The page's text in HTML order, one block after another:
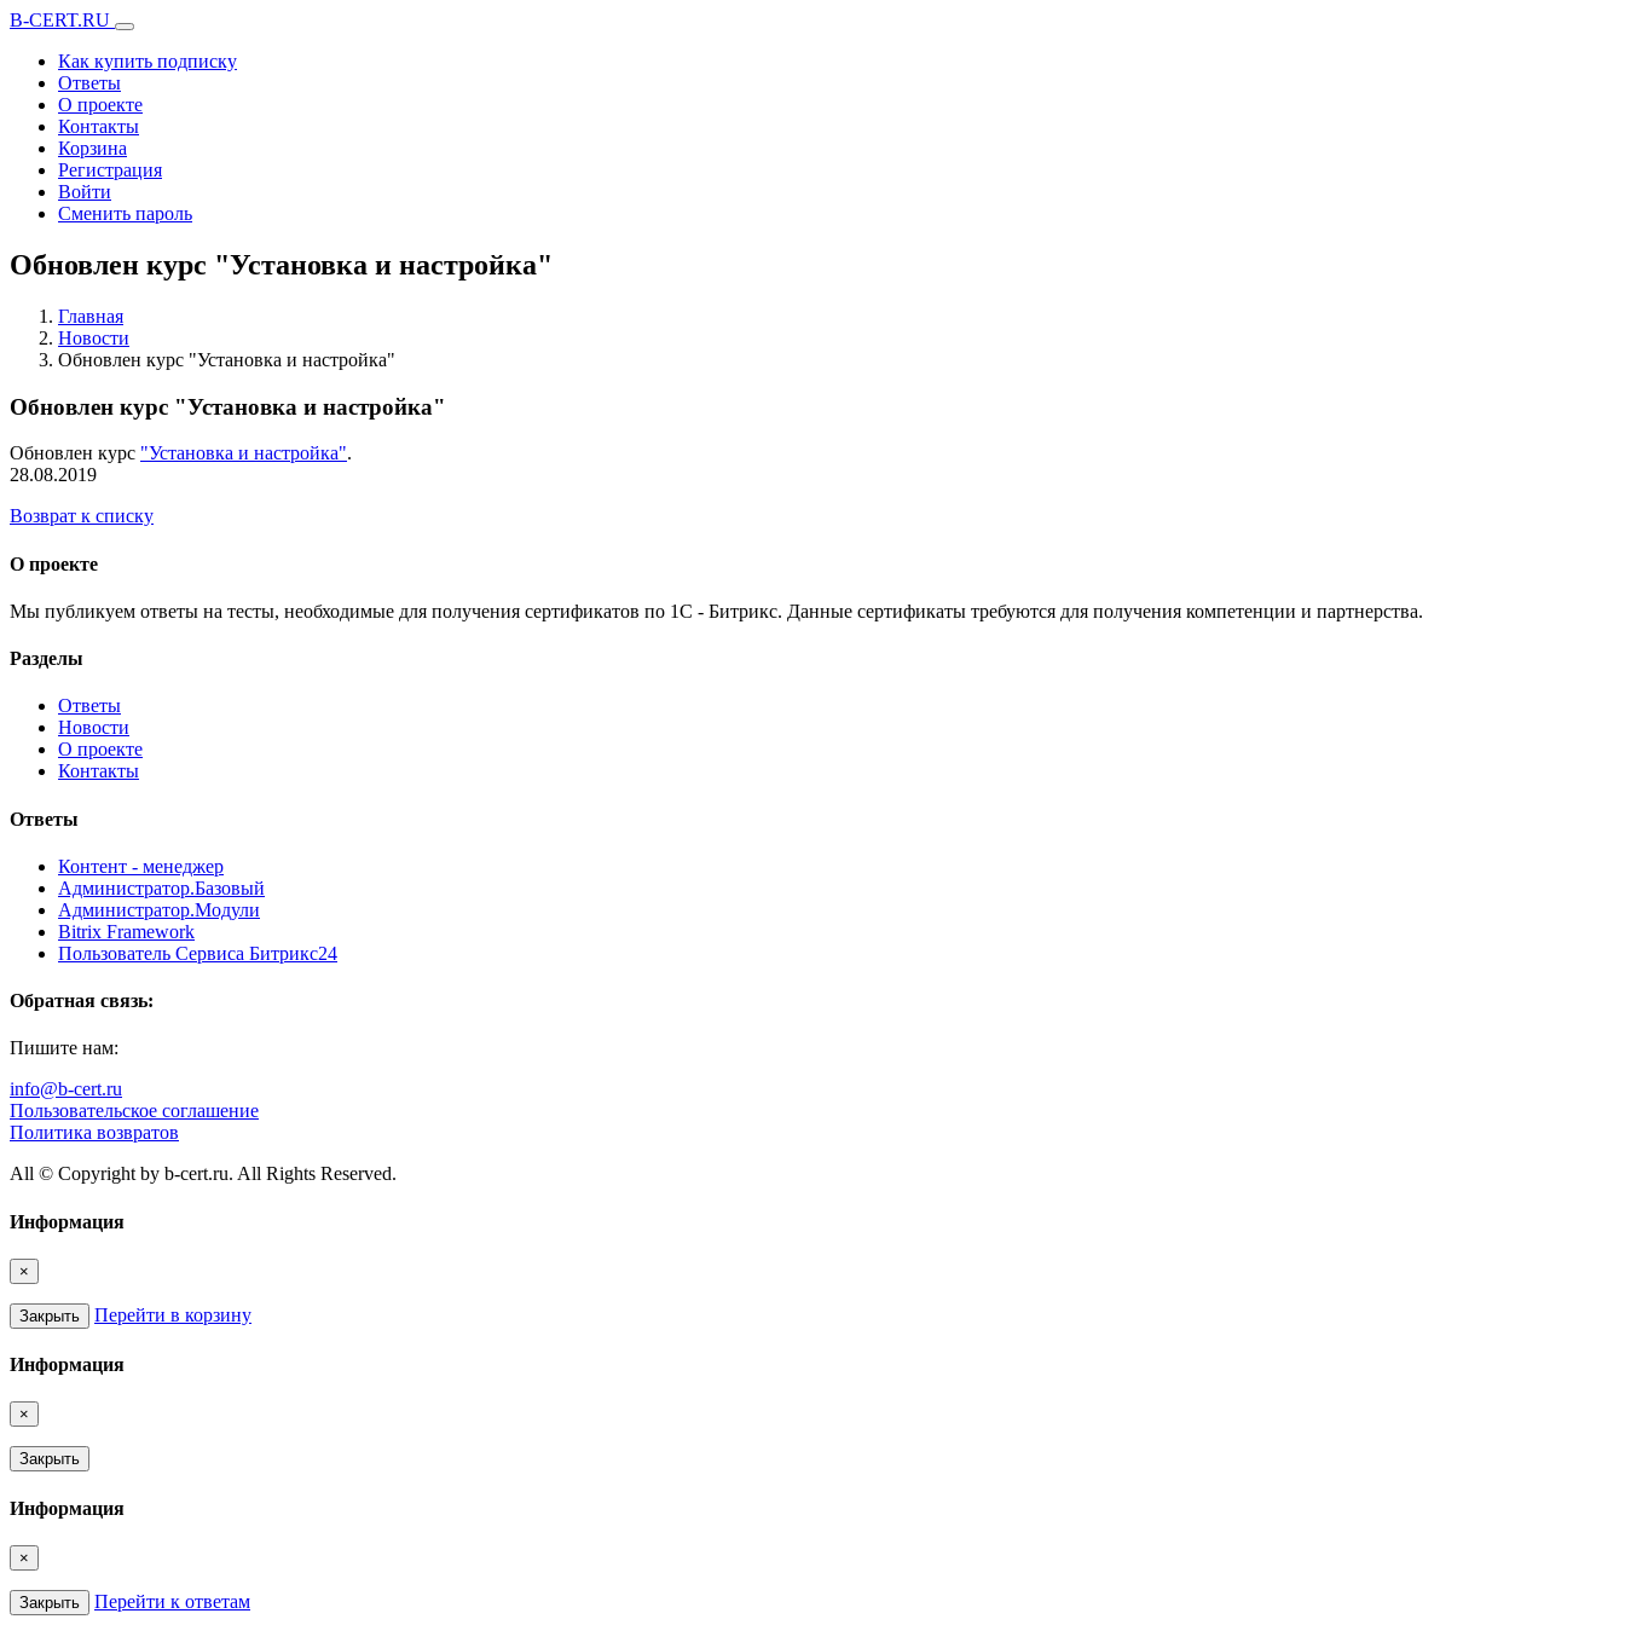
B-CERT.RU
Как купить подписку
Ответы
О проекте
Контакты
Корзина
Регистрация
Войти
Сменить пароль
Обновлен курс "Установка и настройка"
Главная
Новости
Обновлен курс "Установка и настройка"
Обновлен курс "Установка и настройка"
Обновлен курс "Установка и настройка".
28.08.2019
Возврат к списку
О проекте
Мы публикуем ответы на тесты, необходимые для получения сертификатов по 1С - Битрикс. Данные сертификаты требуются для получения компетенции и партнерства.
Разделы
Ответы
Новости
О проекте
Контакты
Ответы
Контент - менеджер
Администратор.Базовый
Администратор.Модули
Bitrix Framework
Пользователь Сервиса Битрикс24
Обратная связь:
Пишите нам:
info@b-cert.ru
Пользовательское соглашение
Политика возвратов
All © Copyright by b-cert.ru. All Rights Reserved.
Информация
×
Закрыть Перейти в корзину
Информация
×
Закрыть
Информация
×
Закрыть Перейти к ответам